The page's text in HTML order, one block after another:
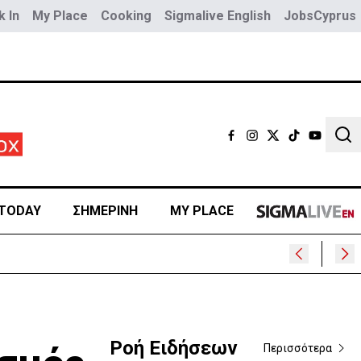
In My Place Cooking Sigmalive English JobsCyprus
ΣΗΜΕΡΙΝΗ MY PLACE
Ροή Ειδήσεων Περισσότερα